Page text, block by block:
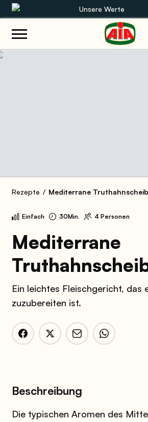
Unsere Werte
Unsere Sortimente
Rezepte Mediterrane
Einfach 30Min. 4 Personen
Mediterrane
Ein leichtes Fleischgericht, das
zuzubereiten ist.
Beschreibung
Die typischen Aromen des